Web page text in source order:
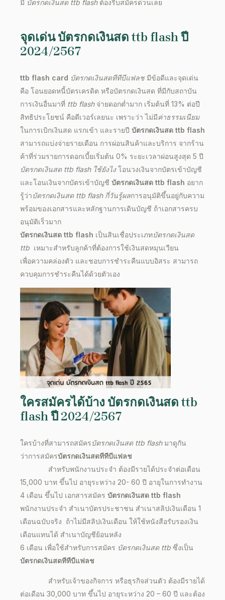
มี บัตรกดเงินสด ttb flashต้องรีบสมัครด่วนเลย
จุดเด่น บัตรกดเงินสด ttb flash ปี
2024/2567
ttb flash card บัตรกดเงินสดทีทีบีแฟลช มีข้อดีและจุดเด่น
คือ โอนยอดหนี้บัตรเครดิต หรือบัตรกดเงินสด ที่มีกับสถาบัน
การเงินอื่นมาที่ ttb flash จ่ายดอกต่ำมาก เริ่มต้นที่ 13% ต่อปี
สิทธิประโยชน์ คือดีเวอร์เลยนะ เพราะว่า ไม่มีค่าธรรมเนียม
ในการเบิกเงินสด แรกเข้า และรายปี บัตรกดเงินสด ttb flash
สามารถแบ่งจ่ายรายเดือน การผ่อนสินค้าและบริการ จากร้าน
ค้าที่ร่วมรายการดอกเบี้ยเริ่มต้น 0% ระยะเวลาผ่อนสูงสุด 5 ปี
บัตรกดเงินสด ttb flash ใช้ยังไงโอนวงเงินจากบัตรเข้าบัญชี
และโอนเงินจากบัตรเข้าบัญชี บัตรกดเงินสด ttb flash อยาก
รู้ว่าบัตรกดเงินสด ttb flash กี่วันรู้ผลการอนุมัติขึ้นอยู่กับความ
พร้อมของเอกสารและหลักฐานการเดินบัญชี ถ้าเอกสารครบ
อนุมัติเร็วมาก
บัตรกดเงินสด ttb flash เป็นสินเชื่อประเภทบัตรกดเงินสด
ttb เหมาะสำหรับลูกค้าที่ต้องการใช้เงินสดหมุนเวียน
เพื่อความคล่องตัว และชอบการชำระคืนแบบอิสระ สามารถ
ควบคุมการชำระคืนได้ด้วยตัวเอง
ใครสมัครได้บ้าง บัตรกดเงินสด ttb
flash ปี 2024/2567
ใครบ้างที่สามารถสมัครบัตรกดเงินสด ttb flashมาดูกัน
ว่าการสมัครบัตรกดเงินสดทีทีบีแฟลช
สำหรับพนักงานประจำ ต้องมีรายได้ประจำต่อเดือน
15,000 บาท ขึ้นไป อายุระหว่าง 20- 60 ปี อายุในการทำงาน
4 เดือน ขึ้นไป เอกสารสมัคร บัตรกดเงินสด ttb flash
พนักงานประจำ สำเนาบัตรประชาชน สำเนาสลิปเงินเดือน 1
เดือนฉบับจริง ถ้าไม่มีสลิปเงินเดือน ให้ใช้หนังสือรับรองเงิน
เดือนแทนได้ สำเนาบัญชีย้อนหลัง
6 เดือน เพื่อใช้สำหรับการสมัคร บัตรกดเงินสด ttb ซึ่งเป็น
บัตรกดเงินสดทีทีบีแฟลช
สำหรับเจ้าของกิจการ หรือธุรกิจส่วนตัว ต้องมีรายได้
ต่อเดือน 30,000 บาท ขึ้นไป อายุระหว่าง 20 – 60 ปี และต้อง